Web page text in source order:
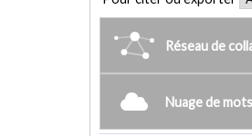
Réseau de
Nuage de mots